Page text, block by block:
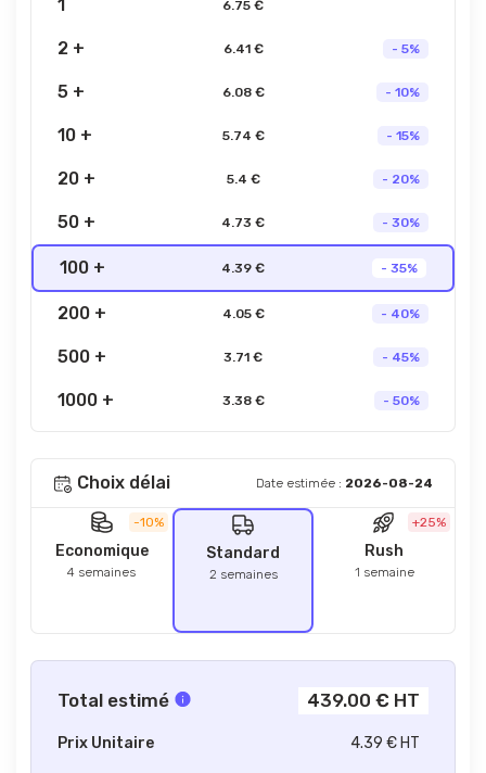
1 6.75 €
2 + 6.41 € - 5%
5 + 6.08 € - 10%
10 + 5.74 € - 15%
20 + 5.4 € - 20%
50 + 4.73 € - 30%
100 + 4.39 € - 35%
200 + 4.05 € - 40%
500 + 3.71 € - 45%
1000 + 3.38 € - 50%
Choix délai Date estimée : 2026-08-24
-10%
Economique
4 semaines
Standard
2 semaines
+25%
Rush
1 semaine
Total estimé 439.00 € HT
Prix Unitaire 4.39 € HT